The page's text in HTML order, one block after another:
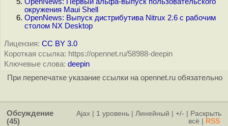
окружения Maui Shell
OpenNews: Выпуск дистрибутива Nitrux 2.6 с рабочим
столом NX Desktop
Лицензия: CC BY 3.0
Короткая ссылка: https://opennet.ru/58988-deepin
Ключевые слова: deepin
При перепечатке указание ссылки на opennet.ru обязательно
Обсуждение
(45)
Ajax 1 уровень Линейный +/-
Раскрыть
всё
RSS